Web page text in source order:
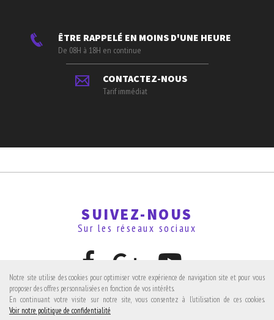
ÊTRE RAPPELÉ EN MOINS D'UNE HEURE
De 08H à 18H en continue
CONTACTEZ-NOUS
Tarif immédiat
SUIVEZ-NOUS
Sur les réseaux sociaux
Notre site utilise des cookies pour optimiser votre expérience de navigation site et pour vous
proposer des offres personnalisées en fonction de vos intérêts.
En continuant votre visite sur notre site, vous consentez à l'utilisation de ces cookies.
Voir notre politique de confidentialité